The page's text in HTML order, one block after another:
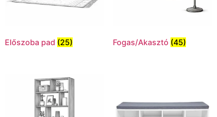
Előszoba pad (25) Fogas/Akasztó (45)